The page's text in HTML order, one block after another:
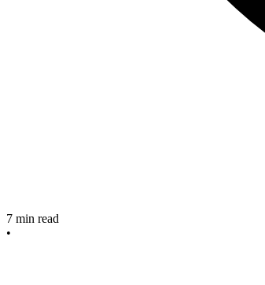
7 min read
•